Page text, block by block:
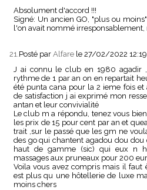
Absolument d'accord !!!
Signé: Un ancien GO, "plus ou
l'on avait nommé irresponsablement,
21. Posté par Alfare le 27/02/2022 12:19
J ai connu le club en 1980 agadir
rythme de 1 par an on en repartait
été punta cana pour la 2 ieme fois
de satisfaction j ai exprimé mon
antan et leur convivialité
Le club m a répondu, tenez vous
les prix de 15 pour cent par an et
trait ,sur le passé que les gm ne
des go qui chantent agadou dou
haut de gamme (sic) qui eux n
massages aux pruneaux pour 200
Voila vous avez compris mais il
est plus qu une hôtellerie de luxe
moins chers